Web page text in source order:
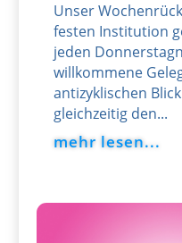
Unser
festen Institution
jeden
willkommene
antizyklischen
gleichzeitig den...
mehr lesen...